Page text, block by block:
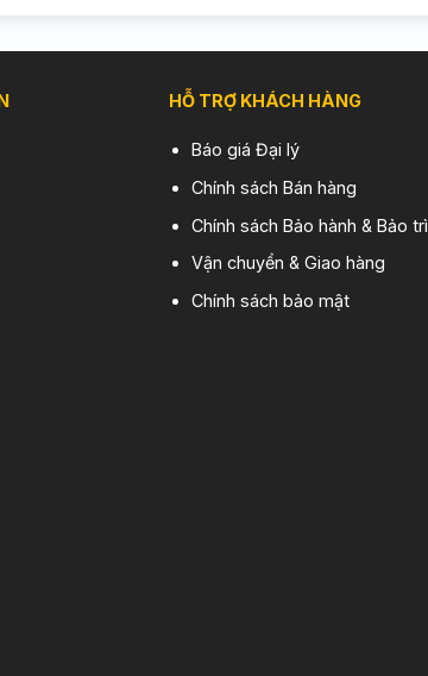
HỖ TRỢ KHÁCH HÀNG
Báo giá Đại lý
Chính sách Bán hàng
Chính sách Bảo hành & Bảo trì
Vận chuyển & Giao hàng
Chính sách bảo mật